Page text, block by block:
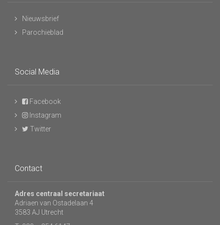
Nieuwsbrief
Parochieblad
Social Media
Facebook
Instagram
Twitter
Contact
Adres centraal secretariaat
Adriaen van Ostadelaan 4
3583 AJ Utrecht